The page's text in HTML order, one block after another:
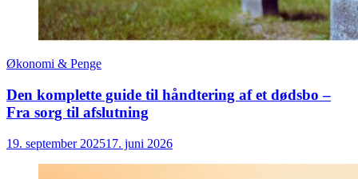
Økonomi & Penge
Den komplette guide til håndtering af et dødsbo –
Fra sorg til afslutning
19. september 202517. juni 2026